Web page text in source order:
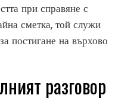
при справяне с
сметка, той служи
постигане на върхово
разговор